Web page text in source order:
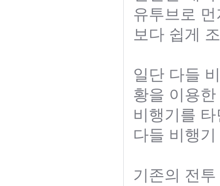
유투브로
보다 쉽게
일단 다들
황을 이용
비행기를
다들 비행
기존의 전